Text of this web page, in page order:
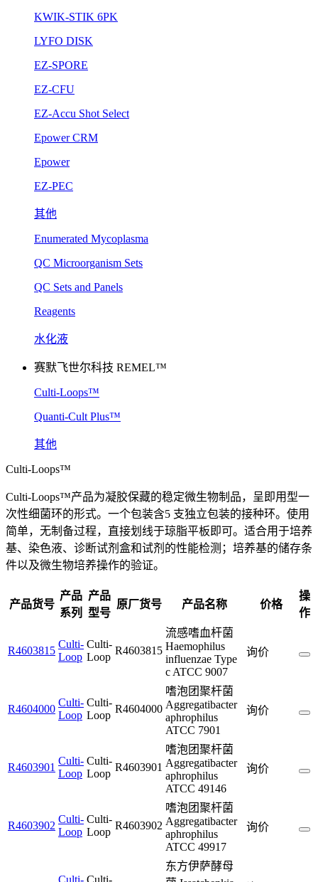
KWIK-STIK 6PK
LYFO DISK
EZ-SPORE
EZ-CFU
EZ-Accu Shot Select
Epower CRM
Epower
EZ-PEC
其他
Enumerated Mycoplasma
QC Microorganism Sets
QC Sets and Panels
Reagents
水化液
赛默飞世尔科技 REMEL™
Culti-Loops™
Quanti-Cult Plus™
其他
Culti-Loops™
Culti-Loops™产品为凝胶保藏的稳定微生物制品，呈即用型一
次性细菌环的形式。一个包装含5 支独立包装的接种环。使用
简单，无制备过程，直接划线于琼脂平板即可。适合用于培养
基、染色液、诊断试剂盒和试剂的性能检测；培养基的储存条
件以及微生物培养操作的验证。
产品货号
产品
系列
产品
型号
原厂货号 产品名称 价格
操
作
R4603815
Culti-
Loop
Culti-
Loop
R4603815
流感嗜血杆菌
Haemophilus
influenzae Type
c ATCC 9007
询价
R4604000
Culti-
Loop
Culti-
Loop
R4604000
嗜泡团聚杆菌
Aggregatibacter
aphrophilus
ATCC 7901
询价
R4603901
Culti-
Loop
Culti-
Loop
R4603901
嗜泡团聚杆菌
Aggregatibacter
aphrophilus
ATCC 49146
询价
R4603902
Culti-
Loop
Culti-
Loop
R4603902
嗜泡团聚杆菌
Aggregatibacter
aphrophilus
ATCC 49917
询价
Culti- Culti-
东方伊萨酵母